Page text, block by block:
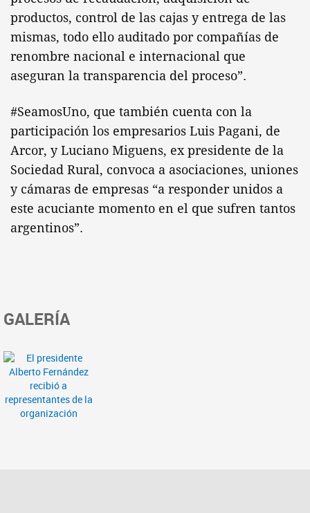
productos, control de las cajas y entrega de las
mismas, todo ello auditado por compañías de
renombre nacional e internacional que
aseguran la transparencia del proceso”.
#SeamosUno, que también cuenta con la
participación los empresarios Luis Pagani, de
Arcor, y Luciano Miguens, ex presidente de la
Sociedad Rural, convoca a asociaciones, uniones
y cámaras de empresas “a responder unidos a
este acuciante momento en el que sufren tantos
argentinos”.
GALERÍA